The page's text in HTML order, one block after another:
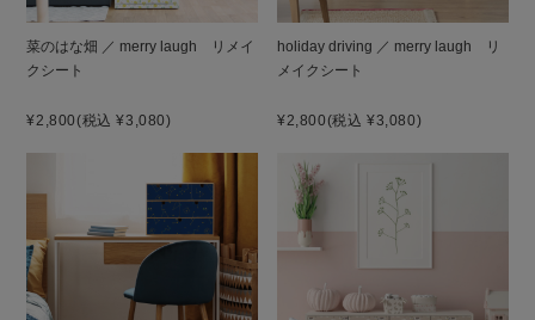
菜のはな畑 ／ merry laugh リメイ
クシート
¥2,800(税込 ¥3,080)
holiday driving ／ merry laugh リ
メイクシート
¥2,800(税込 ¥3,080)